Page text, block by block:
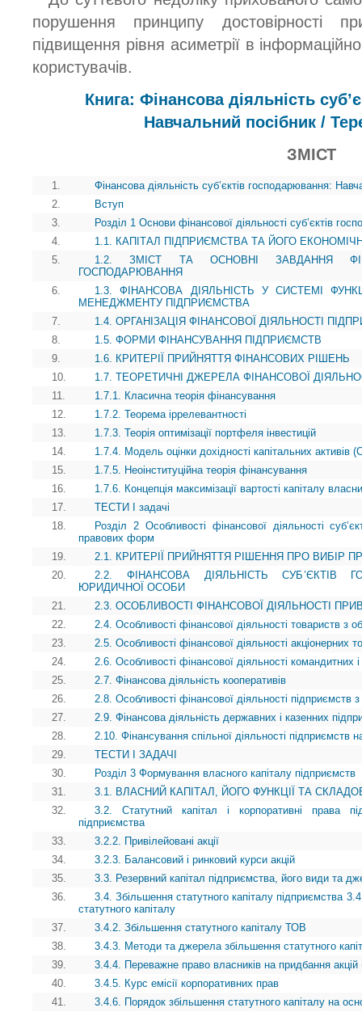
порушення принципу достовірності
підвищення рівня асиметрії в
користувачів.
Книга: Фінансова діяльність
Навчальний посібник /
ЗМІСТ
1.
Фінансова діяльність суб’єктів господарювання:
2.
Вступ
3.
Розділ 1 Основи фінансової діяльності суб’єктів
4.
1.1. КАПІТАЛ ПІДПРИЄМСТВА ТА ЙОГО
5.
1.2. ЗМІСТ ТА ОСНОВНІ ЗАВДАННЯ
ГОСПОДАРЮВАННЯ
6.
1.3. ФІНАНСОВА ДІЯЛЬНІСТЬ У СИСТЕМІ
МЕНЕДЖМЕНТУ ПІДПРИЄМСТВА
7.
1.4. ОРГАНІЗАЦІЯ ФІНАНСОВОЇ ДІЯЛЬНОСТІ
8.
1.5. ФОРМИ ФІНАНСУВАННЯ ПІДПРИЄМСТВ
9.
1.6. КРИТЕРІЇ ПРИЙНЯТТЯ ФІНАНСОВИХ РІШЕНЬ
10.
1.7. ТЕОРЕТИЧНІ ДЖЕРЕЛА ФІНАНСОВОЇ
11.
1.7.1. Класична теорія фінансування
12.
1.7.2. Теорема іррелевантності
13.
1.7.3. Теорія оптимізації портфеля інвестицій
14.
1.7.4. Модель оцінки дохідності капітальних активів
15.
1.7.5. Неоінституційна теорія фінансування
16.
1.7.6. Концепція максимізації вартості капіталу
17.
ТЕСТИ І задачі
18.
Розділ 2 Особливості фінансової діяльності
правових форм
19.
2.1. КРИТЕРІЇ ПРИЙНЯТТЯ РІШЕННЯ ПРО ВИБІР
20.
2.2. ФІНАНСОВА ДІЯЛЬНІСТЬ СУБ’ЄКТІВ
ЮРИДИЧНОЇ ОСОБИ
21.
2.3. ОСОБЛИВОСТІ ФІНАНСОВОЇ ДІЯЛЬНОСТІ
22.
2.4. Особливості фінансової діяльності товариств з
23.
2.5. Особливості фінансової діяльності акціонерних
24.
2.6. Особливості фінансової діяльності командитних
25.
2.7. Фінансова діяльність кооперативів
26.
2.8. Особливості фінансової діяльності підприємств
27.
2.9. Фінансова діяльність державних і казенних
28.
2.10. Фінансування спільної діяльності підприємств
29.
ТЕСТИ І ЗАДАЧІ
30.
Розділ 3 Формування власного капіталу підприємств
31.
3.1. ВЛАСНИЙ КАПІТАЛ, ЙОГО ФУНКЦІЇ ТА
32.
3.2. Статутний капітал і корпоративні права
підприємства
33.
3.2.2. Привілейовані акції
34.
3.2.3. Балансовий і ринковий курси акцій
35.
3.3. Резервний капітал підприємства, його види та
36.
3.4. Збільшення статутного капіталу підприємства
статутного капіталу
37.
3.4.2. Збільшення статутного капіталу ТОВ
38.
3.4.3. Методи та джерела збільшення статутного
39.
3.4.4. Переважне право власників на придбання акцій
40.
3.4.5. Курс емісії корпоративних прав
41.
3.4.6. Порядок збільшення статутного капіталу на